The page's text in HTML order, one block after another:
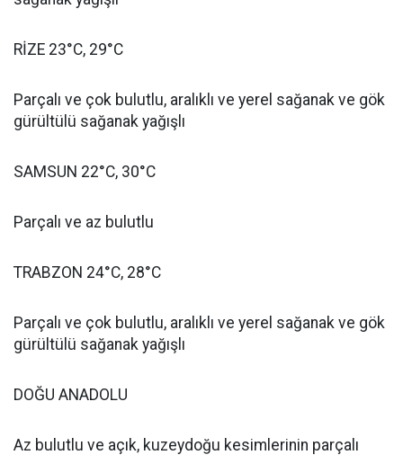
RİZE 23°C, 29°C
Parçalı ve çok bulutlu, aralıklı ve yerel sağanak ve gök
gürültülü sağanak yağışlı
SAMSUN 22°C, 30°C
Parçalı ve az bulutlu
TRABZON 24°C, 28°C
Parçalı ve çok bulutlu, aralıklı ve yerel sağanak ve gök
gürültülü sağanak yağışlı
DOĞU ANADOLU
Az bulutlu ve açık, kuzeydoğu kesimlerinin parçalı